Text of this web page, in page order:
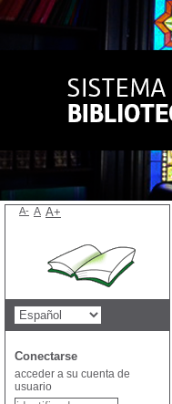
A- A A+
Conectarse
acceder a su cuenta de
usuario